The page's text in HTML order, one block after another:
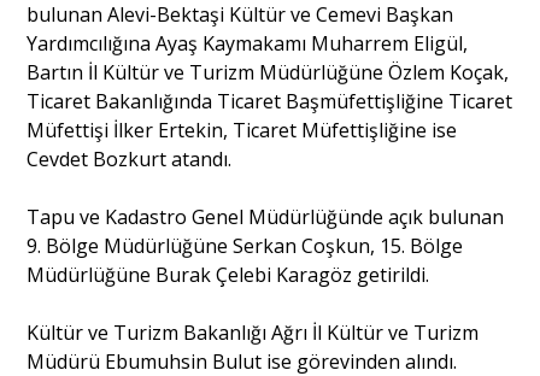
bulunan Alevi-Bektaşi Kültür ve Cemevi Başkan
Yardımcılığına Ayaş Kaymakamı Muharrem Eligül,
Bartın İl Kültür ve Turizm Müdürlüğüne Özlem Koçak,
Ticaret Bakanlığında Ticaret Başmüfettişliğine Ticaret
Müfettişi İlker Ertekin, Ticaret Müfettişliğine ise
Cevdet Bozkurt atandı.
Tapu ve Kadastro Genel Müdürlüğünde açık bulunan
9. Bölge Müdürlüğüne Serkan Coşkun, 15. Bölge
Müdürlüğüne Burak Çelebi Karagöz getirildi.
Kültür ve Turizm Bakanlığı Ağrı İl Kültür ve Turizm
Müdürü Ebumuhsin Bulut ise görevinden alındı.